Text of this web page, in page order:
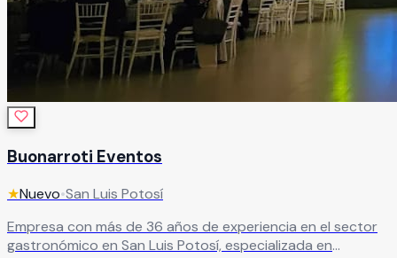
Buonarroti Eventos
★Nuevo•San Luis Potosí
Empresa con más de 36 años de experiencia en el sector
gastronómico en San Luis Potosí, especializada en